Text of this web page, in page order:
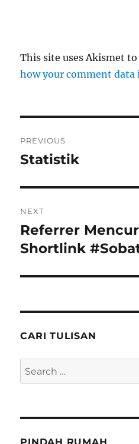
This site uses Akismet
how your comment data
navigation
PREVIOUS
Previous
Statistik
NEXT
Next
post:
Referrer
Shortlink
CARI TULISAN
Search
for: